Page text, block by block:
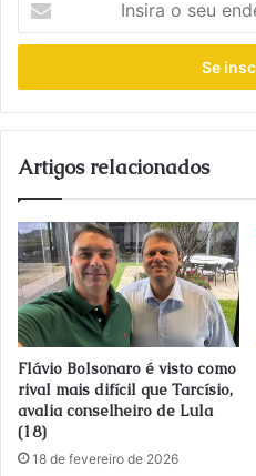
s
r
a
s
u
e
n
d
e
r
e
ç
o
d
e
e
Artigos relacionados
Flávio Bolsonaro é visto como
rival mais difícil que Tarcísio,
avalia conselheiro de Lula
(18)
18 de fevereiro de 2026